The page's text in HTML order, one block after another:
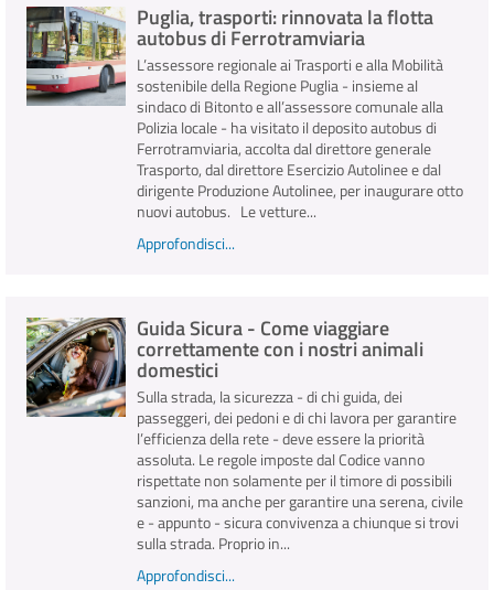
Puglia, trasporti: rinnovata la flotta
autobus di Ferrotramviaria
L’assessore regionale ai Trasporti e alla Mobilità
sostenibile della Regione Puglia - insieme al
sindaco di Bitonto e all’assessore comunale alla
Polizia locale - ha visitato il deposito autobus di
Ferrotramviaria, accolta dal direttore generale
Trasporto, dal direttore Esercizio Autolinee e dal
dirigente Produzione Autolinee, per inaugurare otto
nuovi autobus. Le vetture...
Approfondisci...
Guida Sicura - Come viaggiare
correttamente con i nostri animali
domestici
Sulla strada, la sicurezza - di chi guida, dei
passeggeri, dei pedoni e di chi lavora per garantire
l’efficienza della rete - deve essere la priorità
assoluta. Le regole imposte dal Codice vanno
rispettate non solamente per il timore di possibili
sanzioni, ma anche per garantire una serena, civile
e - appunto - sicura convivenza a chiunque si trovi
sulla strada. Proprio in...
Approfondisci...